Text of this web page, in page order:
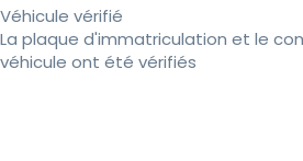
Véhicule vérifié
La plaque d'immatriculation et le
véhicule ont été vérifiés